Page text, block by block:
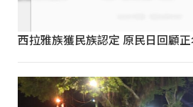
西拉雅族獲民族認定 原民日回顧